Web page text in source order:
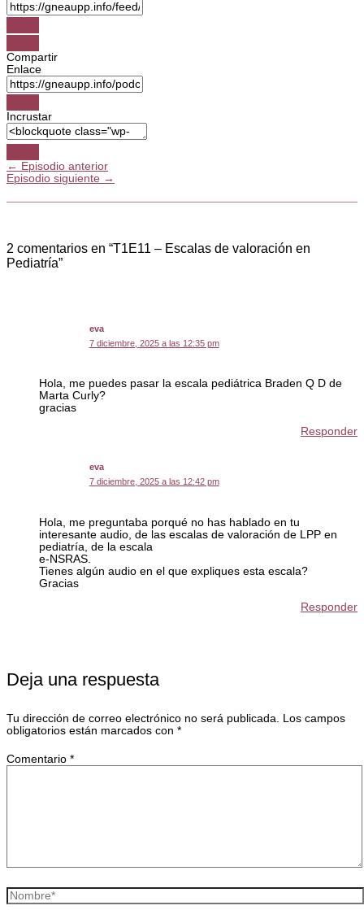
Compartir
Enlace
Incrustar
← Episodio anterior
Episodio siguiente →
2 comentarios en “T1E11 – Escalas de valoración en
Pediatría”
eva
7 diciembre, 2025 a las 12:35 pm
Hola, me puedes pasar la escala pediátrica Braden Q D de
Marta Curly?
gracias
Responder
eva
7 diciembre, 2025 a las 12:42 pm
Hola, me preguntaba porqué no has hablado en tu
interesante audio, de las escalas de valoración de LPP en
pediatría, de la escala
e-NSRAS.
Tienes algún audio en el que expliques esta escala?
Gracias
Responder
Deja una respuesta
Tu dirección de correo electrónico no será publicada.
Los campos
obligatorios están marcados con *
Comentario *
Nombre*